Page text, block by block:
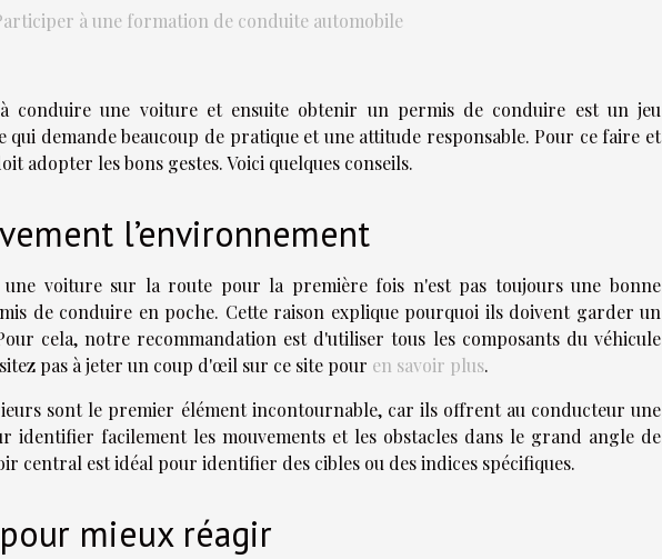
à une formation de conduite automobile
conduire une voiture et ensuite obtenir un permis de conduire est un jeu
demande beaucoup de pratique et une attitude responsable. Pour ce faire et
adopter les bons gestes. Voici quelques conseils.
l’environnement
une voiture sur la route pour la première fois n'est pas toujours une bonne
de conduire en poche. Cette raison explique pourquoi ils doivent garder un
cela, notre recommandation est d'utiliser tous les composants du véhicule
pas à jeter un coup d'œil sur ce site pour en savoir plus.
sont le premier élément incontournable, car ils offrent au conducteur une
identifier facilement les mouvements et les obstacles dans le grand angle de
central est idéal pour identifier des cibles ou des indices spécifiques.
mieux réagir